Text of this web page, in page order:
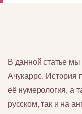
В данной статье
Ачукарро. История
её нумерология, а
русском, так и на